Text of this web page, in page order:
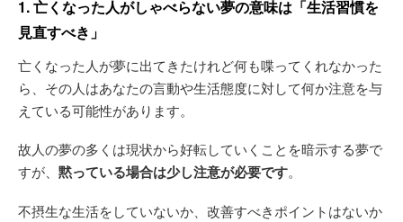
1. 亡くなった人がしゃべらない夢の意味は「生活習慣を
見直すべき」
亡くなった人が夢に出てきたけれど何も喋ってくれなかった
ら、その人はあなたの言動や生活態度に対して何か注意を与
えている可能性があります。
故人の夢の多くは現状から好転していくことを暗示する夢で
すが、 黙っている場合は少し注意が必要です。
不摂生な生活をしていないか、改善すべきポイントはないか